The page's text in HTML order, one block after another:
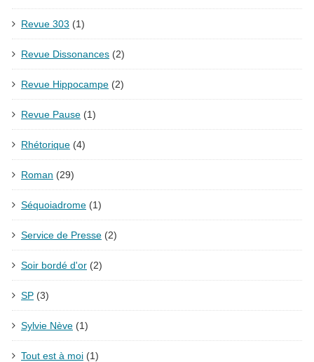
Revue 303 (1)
Revue Dissonances (2)
Revue Hippocampe (2)
Revue Pause (1)
Rhétorique (4)
Roman (29)
Séquoiadrome (1)
Service de Presse (2)
Soir bordé d'or (2)
SP (3)
Sylvie Nève (1)
Tout est à moi (1)